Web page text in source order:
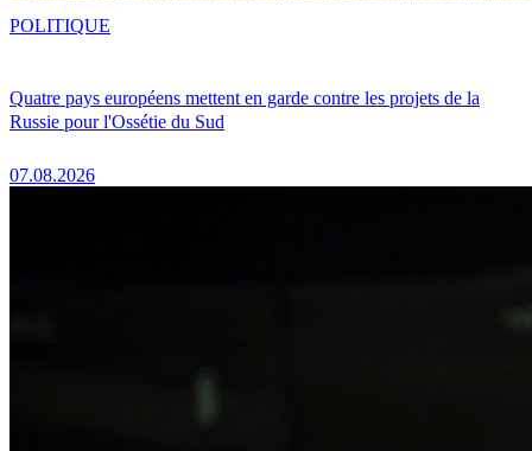
Quatre pays européens mettent en garde contre les projets de la
Russie pour l'Ossétie du Sud
07.08.2026
POLITIQUE